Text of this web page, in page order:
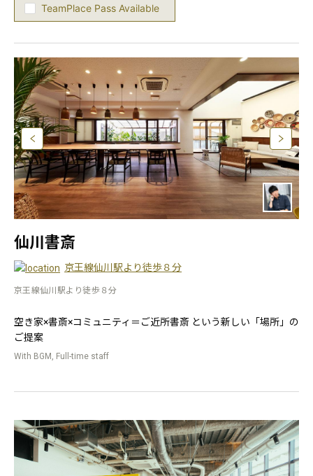
TeamPlace Pass Available
仙川書斎
京王線仙川駅より徒歩８分
京王線仙川駅より徒歩８分
空き家×書斎×コミュニティ＝ご近所書斎 という新しい「場所」の
ご提案
With BGM, Full-time staff